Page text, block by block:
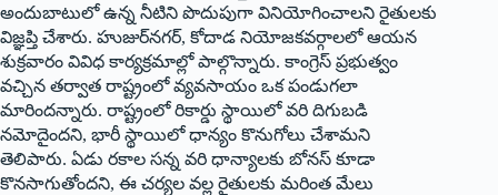
అందుబాటులో ఉన్న నీటిని పొదుపుగా వినియోగించాలని రైతులకు
విజ్ఞప్తి చేశారు. హుజుర్‌నగర్, కోదాడ నియోజకవర్గాలలో ఆయన
శుక్రవారం వివిధ కార్యక్రమాల్లో పాల్గొన్నారు. కాంగ్రెస్ ప్రభుత్వం
వచ్చిన తర్వాత రాష్ట్రంలో వ్యవసాయం ఒక పండుగలా
మారిందన్నారు. రాష్ట్రంలో రికార్డు స్థాయిలో వరి దిగుబడి
నమోదైందని, భారీ స్థాయిలో ధాన్యం కొనుగోలు చేశామని
తెలిపారు. ఏడు రకాల సన్న వరి ధాన్యాలకు బోనస్ కూడా
కొనసాగుతోందని, ఈ చర్యల వల్ల రైతులకు మరింత మేలు